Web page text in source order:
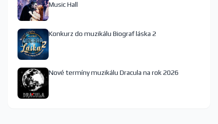
Music Hall
Konkurz do muzikálu Biograf láska 2
Nové termíny muzikálu Dracula na rok 2026